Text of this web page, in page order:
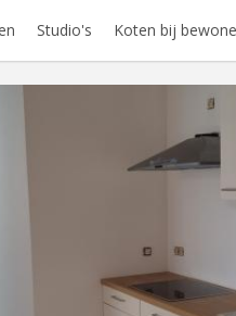
Studio's Koten bij